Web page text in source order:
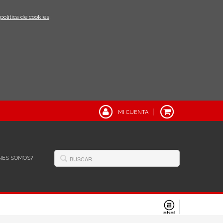
política de cookies.
MI CUENTA
SOMOS?